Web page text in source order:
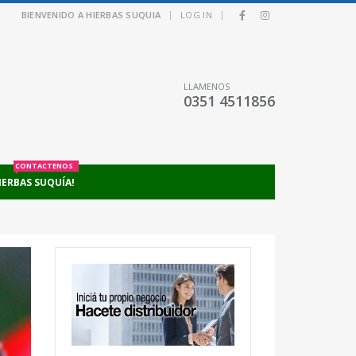
BIENVENIDO A HIERBAS SUQUIA | LOG IN |
LLAMENOS
0351 4511856
SUQUÍA!
CONTACTENOS